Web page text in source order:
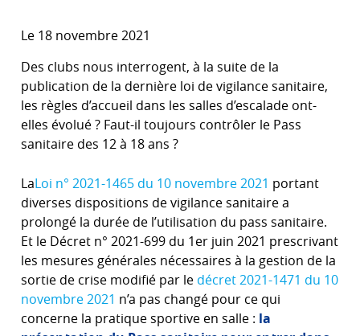
Le 18 novembre 2021
Des clubs nous interrogent, à la suite de la
publication de la dernière loi de vigilance sanitaire,
les règles d’accueil dans les salles d’escalade ont-
elles évolué ? Faut-il toujours contrôler le Pass
sanitaire des 12 à 18 ans ?
LaLoi n° 2021-1465 du 10 novembre 2021 portant
diverses dispositions de vigilance sanitaire a
prolongé la durée de l’utilisation du pass sanitaire.
Et le Décret n° 2021-699 du 1er juin 2021 prescrivant
les mesures générales nécessaires à la gestion de la
sortie de crise modifié par le décret 2021-1471 du 10
novembre 2021 n’a pas changé pour ce qui
concerne la pratique sportive en salle : la